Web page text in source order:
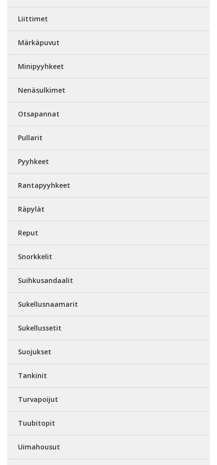
Liittimet
Märkäpuvut
Minipyyhkeet
Nenäsulkimet
Otsapannat
Pullarit
Pyyhkeet
Rantapyyhkeet
Räpylät
Reput
Snorkkelit
Suihkusandaalit
Sukellusnaamarit
Sukellussetit
Suojukset
Tankinit
Turvapoijut
Tuubitopit
Uimahousut